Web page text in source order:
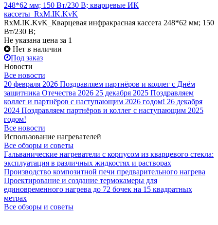
248*62 мм; 150 Вт/230 В; кварцевые ИК
кассеты_RxM.IK.KvK
RxM.IK.KvK_Кварцевая инфракрасная кассета 248*62 мм; 150
Вт/230 В;
Не указана цена за 1
Нет в наличии
Под заказ
Новости
Все новости
20 февраля 2026 Поздравляем партнёров и коллег с Днём
защитника Отечества 2026 25 декабря 2025 Поздравляем
коллег и партнёров с наступающим 2026 годом! 26 декабря
2024 Поздравляем партнёров и коллег с наступающим 2025
годом!
Все новости
Использование нагревателей
Все обзоры и советы
Гальванические нагреватели с корпусом из кварцевого стекла:
эксплуатация в различных жидкостях и растворах
Производство композитной печи предварительного нагрева
Проектирование и создание термокамеры для
единовременного нагрева до 72 бочек на 15 квадратных
метрах
Все обзоры и советы